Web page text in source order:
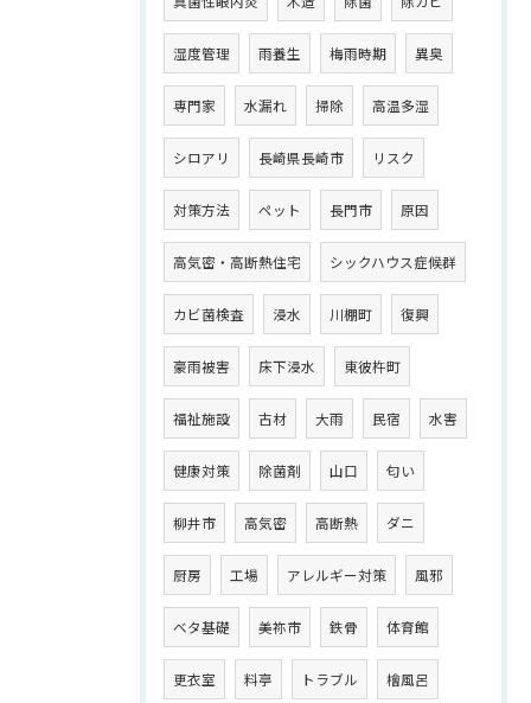
湿度管理 雨養生 梅雨時期 異臭
専門家 水漏れ 掃除 高温多湿
シロアリ 長崎県長崎市 リスク
対策方法 ペット 長門市 原因
高気密・高断熱住宅 シックハウス症候群
カビ菌検査 浸水 川棚町 復興
豪雨被害 床下浸水 東彼杵町
福祉施設 古材 大雨 民宿 水害
健康対策 除菌剤 山口 匂い
柳井市 高気密 高断熱 ダニ
厨房 工場 アレルギー対策 風邪
ベタ基礎 美祢市 鉄骨 体育館
更衣室 料亭 トラブル 檜風呂